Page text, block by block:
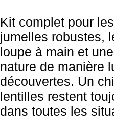
Kit complet pour
jumelles robustes,
loupe à main et
nature de manière
découvertes. Un
lentilles restent
dans toutes les